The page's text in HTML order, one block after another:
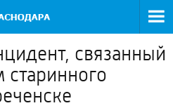
связанный